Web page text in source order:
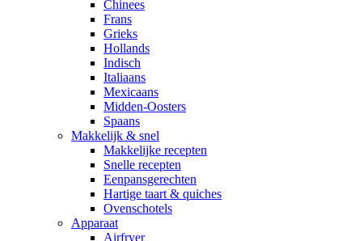
Chinees
Frans
Grieks
Hollands
Indisch
Italiaans
Mexicaans
Midden-Oosters
Spaans
Makkelijk & snel
Makkelijke recepten
Snelle recepten
Eenpansgerechten
Hartige taart & quiches
Ovenschotels
Apparaat
Airfryer